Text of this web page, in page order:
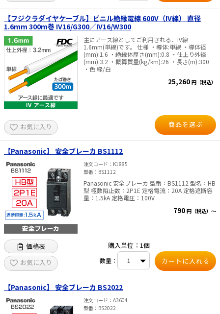
【フジクラダイヤケーブル】ビニル絶縁電線 600V（IV線） 直径
1.6mm 300m巻 IV16/G300／IV16/W300
主にアース線としてご利用される、IV線
1.6mm(単線)です。 仕様 ・導体:単線 ・導体径
(mm):1.6 ・絶縁体厚さ(mm):0.8 ・仕上り外径
(mm):3.2 ・概算質量(kg/km):26 ・長さ(m):300
・色:緑/白
25,260 円（税込）
お気に入り 商品を選ぶ
【Panasonic】 安全ブレーカ BS1112
注文コード
K1885
型番
BS1112
Panasonic 安全ブレーカ 型番：BS1112 型名：HB
型 極数阻止数：2P1E 定格電流：20A 定格遮断容
量：1.5kA 定格電圧：100V
790 円（税込）～
価格表
お気に入り
購入単位：1個
数量：
【Panasonic】 安全ブレーカ BS2022
注文コード
A3604
型番
BS2022